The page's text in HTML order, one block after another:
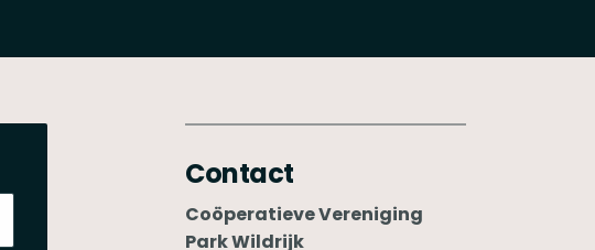
Contact
Coöperatieve Vereniging
Park Wildrijk